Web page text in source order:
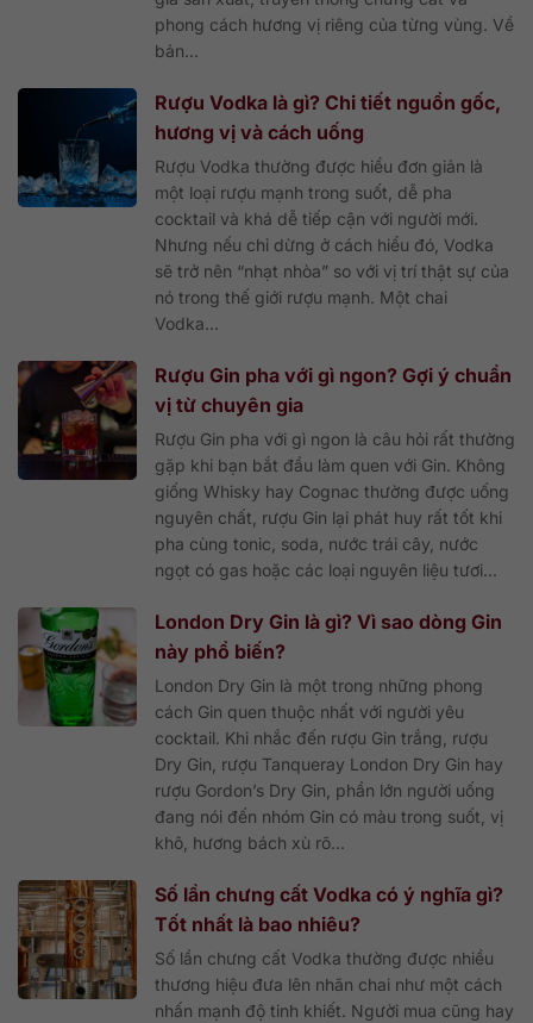
phong cách hương vị riêng của từng vùng. Về
bản...
Rượu Vodka là gì? Chi tiết nguồn gốc,
hương vị và cách uống
Rượu Vodka thường được hiểu đơn giản là
một loại rượu mạnh trong suốt, dễ pha
cocktail và khá dễ tiếp cận với người mới.
Nhưng nếu chỉ dừng ở cách hiểu đó, Vodka
sẽ trở nên “nhạt nhòa” so với vị trí thật sự của
nó trong thế giới rượu mạnh. Một chai
Vodka...
Rượu Gin pha với gì ngon? Gợi ý chuẩn
vị từ chuyên gia
Rượu Gin pha với gì ngon là câu hỏi rất thường
gặp khi bạn bắt đầu làm quen với Gin. Không
giống Whisky hay Cognac thường được uống
nguyên chất, rượu Gin lại phát huy rất tốt khi
pha cùng tonic, soda, nước trái cây, nước
ngọt có gas hoặc các loại nguyên liệu tươi...
London Dry Gin là gì? Vì sao dòng Gin
này phổ biến?
London Dry Gin là một trong những phong
cách Gin quen thuộc nhất với người yêu
cocktail. Khi nhắc đến rượu Gin trắng, rượu
Dry Gin, rượu Tanqueray London Dry Gin hay
rượu Gordon’s Dry Gin, phần lớn người uống
đang nói đến nhóm Gin có màu trong suốt, vị
khô, hương bách xù rõ...
Số lần chưng cất Vodka có ý nghĩa gì?
Tốt nhất là bao nhiêu?
Số lần chưng cất Vodka thường được nhiều
thương hiệu đưa lên nhãn chai như một cách
nhấn mạnh độ tinh khiết. Người mua cũng hay